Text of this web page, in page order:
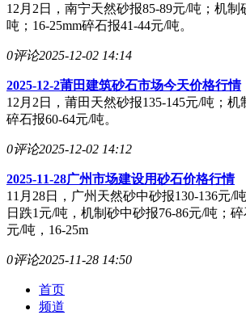
12月2日，南宁天然砂报85-89元/吨；机制
吨；16-25mm碎石报41-44元/吨。
0评论2025-12-02 14:14
2025-12-2莆田建筑砂石市场今天价格行情
12月2日，莆田天然砂报135-145元/吨；机
碎石报60-64元/吨。
0评论2025-12-02 14:12
2025-11-28广州市场建设用砂石价格行情
11月28日，广州天然砂中砂报130-136元/
日跌1元/吨，机制砂中砂报76-86元/吨；
元/吨，16-25m
0评论2025-11-28 14:50
首页
频道